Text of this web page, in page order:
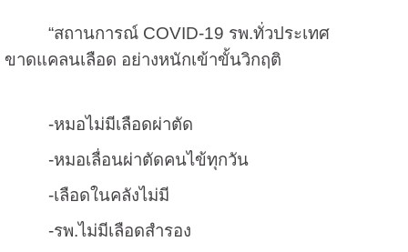
“สถานการณ์ COVID-19 รพ.ทั่วประเทศ
ขาดแคลนเลือด อย่างหนักเข้าขั้นวิกฤติ
-หมอไม่มีเลือดผ่าตัด
-หมอเลื่อนผ่าตัดคนไข้ทุกวัน
-เลือดในคลังไม่มี
-รพ.ไม่มีเลือดสำรอง